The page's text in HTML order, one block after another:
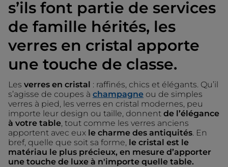
s’ils font partie de services
de famille hérités, les
verres en cristal apporte
une touche de classe.
Les verres en cristal : raffinés, chics et élégants. Qu’il
s’agisse de coupes à champagne ou de simples
verres à pied, les verres en cristal modernes, peu
importe leur design ou taille, donnent de l’élégance
à votre table , tout comme les verres anciens
apportent avec eux le charme des antiquités. En
bref, quelle que soit sa forme, le cristal est le
matériau le plus précieux, en mesure d’apporter
une touche de luxe à n'importe quelle table.